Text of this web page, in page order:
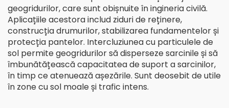
geogridurilor, care sunt obișnuite în ingineria civilă.
Aplicațiile acestora includ ziduri de reținere,
construcția drumurilor, stabilizarea fundamentelor și
protecția pantelor. Intercluziunea cu particulele de
sol permite geogridurilor să disperseze sarcinile și să
îmbunătățească capacitatea de suport a sarcinilor,
în timp ce atenuează așezările. Sunt deosebit de utile
în zone cu sol moale și trafic intens.